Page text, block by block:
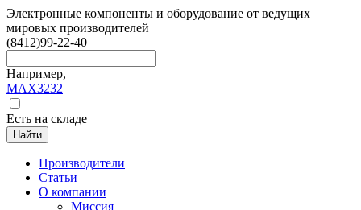
Электронные компоненты и оборудование от ведущих
мировых производителей
(8412)99-22-40
Например,
MAX3232
Есть на складе
Найти
Производители
Статьи
О компании
Миссия